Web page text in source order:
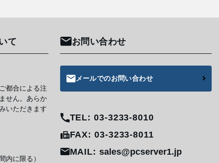
て
都合による注
せん。あらか
いただきます
内に限る）
お問い合わせ
メールでのお問い合わせ
TEL: 03-3233-8010
FAX: 03-3233-8011
MAIL: sales@pcserver1.jp